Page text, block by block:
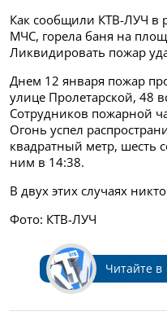
Как сообщили КТВ-ЛУЧ в
МЧС, горела баня на
Ликвидировать пожар
Днем 12 января пожар
улице Пролетарской, 48
Сотрудников пожарной
Огонь успел
квадратный метр, шесть
ним в 14:38.
В двух этих случаях
Фото: КТВ-ЛУЧ
Читайте в